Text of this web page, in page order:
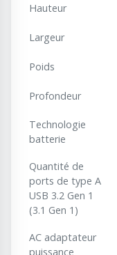
Hauteur
Largeur
Poids
Profondeur
Technologie
batterie
Quantité de
ports de type A
USB 3.2 Gen 1
(3.1 Gen 1)
AC adaptateur
puissance